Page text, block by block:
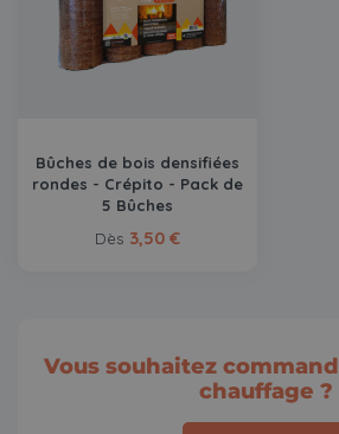
Bûches de bois densifiées
rondes - Crépito - Pack de
5 Bûches
Dès 3,50 €
Vous souhaitez
chauffage ?